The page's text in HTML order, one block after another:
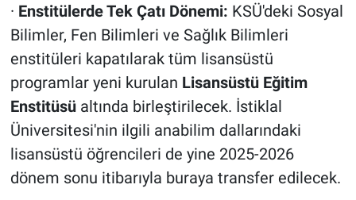
· Enstitülerde Tek Çatı Dönemi: KSÜ'deki Sosyal
Bilimler, Fen Bilimleri ve Sağlık Bilimleri
enstitüleri kapatılarak tüm lisansüstü
programlar yeni kurulan Lisansüstü Eğitim
Enstitüsüaltında birleştirilecek. İstiklal
Üniversitesi'nin ilgili anabilim dallarındaki
lisansüstü öğrencileri de yine 2025-2026
dönem sonu itibarıyla buraya transfer edilecek.